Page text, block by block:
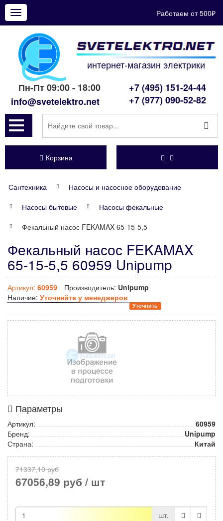
Показать
меню
Работаем от 500₽
интернет-магазин электрики
Пн-Пт 09:00 - 18:00
info@svetelektro.net
+7 (495) 151-24-44
+7 (977) 090-52-82
Корзина
Сантехника
Насосы и насосное оборудование
Насосы бытовые
Насосы фекальные
Фекальный насос FEKAMAX 65-15-5,5
Фекальный насос FEKAMAX
65-15-5,5 60959 Unipump
Артикул: 60959 Производитель: Unipump
Наличие: Уточняйте у менеджеров
Уточнить
Параметры
Артикул:
60959
Бренд:
Unipump
Страна:
Китай
71337,10 руб
67056,89 руб / шт
шт.